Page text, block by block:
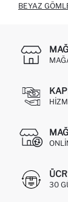
BEYAZ
30